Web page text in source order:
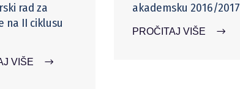
rad za
na II ciklusu
VIŠE
akademsku 2016/2017
PROČITAJ VIŠE